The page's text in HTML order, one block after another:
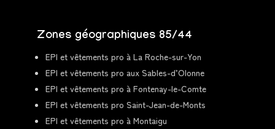
Zones géographiques 85/44
EPI et vêtements pro à La Roche-sur-Yon
EPI et vêtements pro aux Sables-d’Olonne
EPI et vêtements pro à Fontenay-le-Comte
EPI et vêtements pro Saint-Jean-de-Monts
EPI et vêtements pro à Montaigu